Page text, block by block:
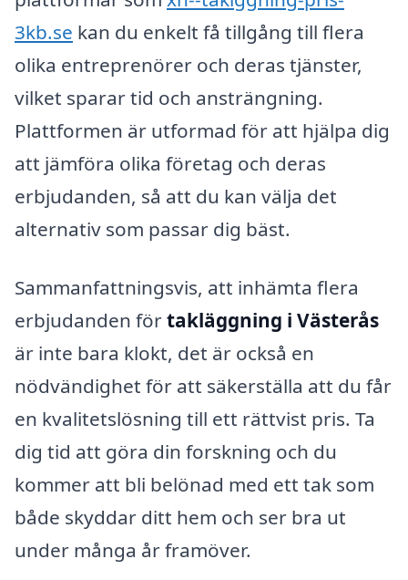
3kb.se kan du enkelt få tillgång till flera
olika entreprenörer och deras tjänster,
vilket sparar tid och ansträngning.
Plattformen är utformad för att hjälpa dig
att jämföra olika företag och deras
erbjudanden, så att du kan välja det
alternativ som passar dig bäst.
Sammanfattningsvis, att inhämta flera
erbjudanden förtakläggning i Västerås
är inte bara klokt, det är också en
nödvändighet för att säkerställa att du får
en kvalitetslösning till ett rättvist pris. Ta
dig tid att göra din forskning och du
kommer att bli belönad med ett tak som
både skyddar ditt hem och ser bra ut
under många år framöver.